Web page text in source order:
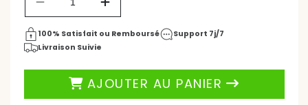
Réduire
la
quantité
de
pour
-
Augmenter
la
quantité
pour
chat
-
100% Satisfait ou Remboursé
Support 7j/7
Livraison Suivie
AJOUTER AU PANIER